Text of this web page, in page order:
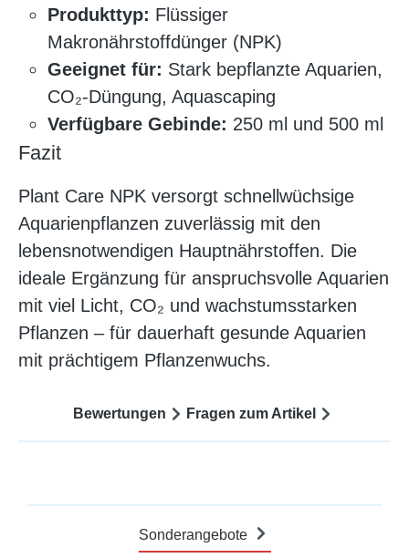
Produkttyp: Flüssiger
Makronährstoffdünger (NPK)
Geeignet für: Stark bepflanzte Aquarien,
CO₂-Düngung, Aquascaping
Verfügbare Gebinde: 250 ml und 500 ml
Fazit
Plant Care NPK versorgt schnellwüchsige
Aquarienpflanzen zuverlässig mit den
lebensnotwendigen Hauptnährstoffen. Die
ideale Ergänzung für anspruchsvolle Aquarien
mit viel Licht, CO₂ und wachstumsstarken
Pflanzen – für dauerhaft gesunde Aquarien
mit prächtigem Pflanzenwuchs.
Bewertungen Fragen zum Artikel
Sonderangebote